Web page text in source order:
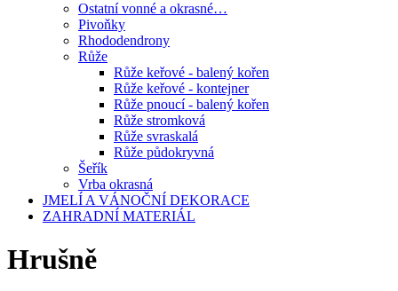
Ostatní vonné a okrasné…
Pivoňky
Rhododendrony
Růže
Růže keřové - balený kořen
Růže keřové - kontejner
Růže pnoucí - balený kořen
Růže stromková
Růže svraskalá
Růže půdokryvná
Šeřík
Vrba okrasná
JMELÍ A VÁNOČNÍ DEKORACE
ZAHRADNÍ MATERIÁL
Hrušně